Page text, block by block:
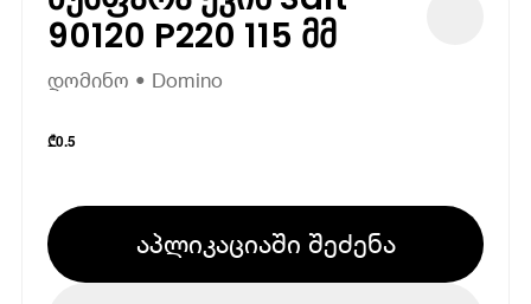
90120 P220 115 მმ
დომინო • Domino
₾0.5
აპლიკაციაში შეძენა